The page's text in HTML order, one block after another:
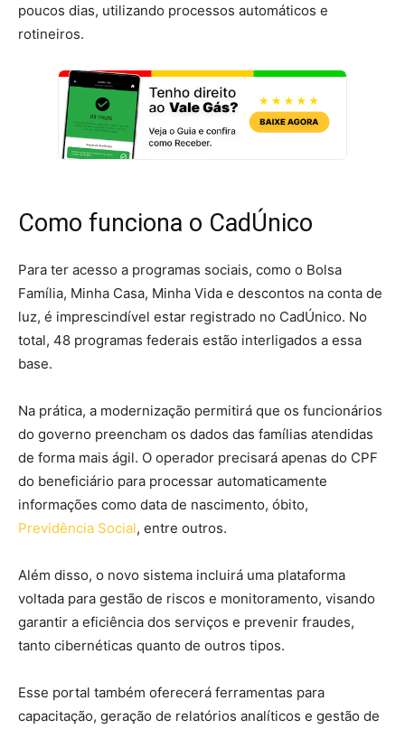
poucos dias, utilizando processos automáticos e
rotineiros.
Como funciona o CadÚnico
Para ter acesso a programas sociais, como o Bolsa
Família, Minha Casa, Minha Vida e descontos na conta de
luz, é imprescindível estar registrado no CadÚnico. No
total, 48 programas federais estão interligados a essa
base.
Na prática, a modernização permitirá que os funcionários
do governo preencham os dados das famílias atendidas
de forma mais ágil. O operador precisará apenas do CPF
do beneficiário para processar automaticamente
informações como data de nascimento, óbito,
Previdência Social, entre outros.
Além disso, o novo sistema incluirá uma plataforma
voltada para gestão de riscos e monitoramento, visando
garantir a eficiência dos serviços e prevenir fraudes,
tanto cibernéticas quanto de outros tipos.
Esse portal também oferecerá ferramentas para
capacitação, geração de relatórios analíticos e gestão de